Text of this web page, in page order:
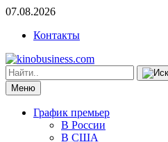
07.08.2026
Контакты
Меню
График премьер
В России
В США